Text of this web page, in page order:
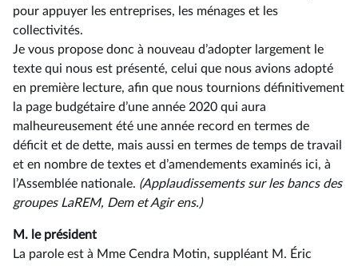
pour appuyer les entreprises, les ménages et les
collectivités.
Je vous propose donc à nouveau d’adopter largement le
texte qui nous est présenté, celui que nous avions adopté
en première lecture, afin que nous tournions définitivement
la page budgétaire d’une année 2020 qui aura
malheureusement été une année record en termes de
déficit et de dette, mais aussi en termes de temps de travail
et en nombre de textes et d’amendements examinés ici, à
l’Assemblée nationale. (Applaudissements sur les bancs des
groupes LaREM, Dem et Agir ens.)
M. le président
La parole est à Mme Cendra Motin, suppléant M. Éric